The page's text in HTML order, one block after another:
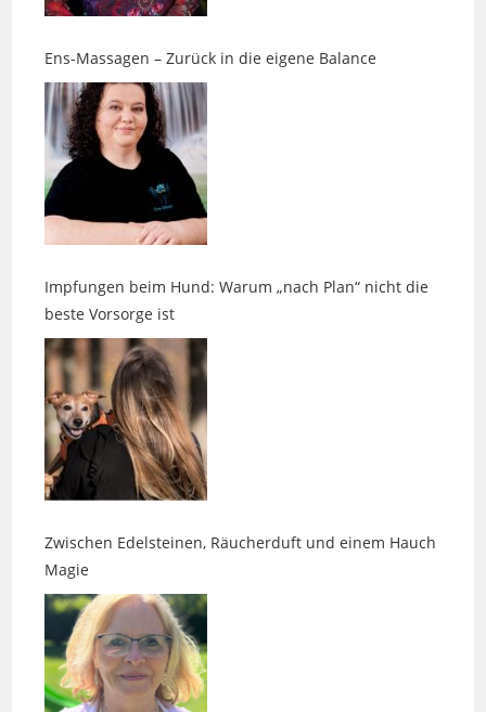
Ens-Massagen – Zurück in die eigene Balance
Impfungen beim Hund: Warum „nach Plan“ nicht die
Zwischen Edelsteinen, Räucherduft und einem Hauch